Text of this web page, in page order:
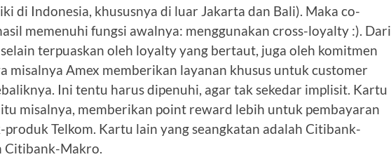
di Indonesia, khususnya di luar Jakarta dan Bali). Maka co-
memenuhi fungsi awalnya: menggunakan cross-loyalty :). Dari
terpuaskan oleh loyalty yang bertaut, juga oleh komitmen
misalnya Amex memberikan layanan khusus untuk customer
Ini tentu harus dipenuhi, agar tak sekedar implisit. Kartu
itu misalnya, memberikan point reward lebih untuk pembayaran
Telkom. Kartu lain yang seangkatan adalah Citibank-
Citibank-Makro.